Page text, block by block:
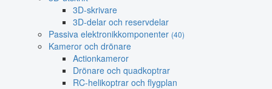
3D-skrivare
3D-delar och reservdelar
Passiva elektronikkomponenter (40)
Kameror och drönare
Actionkameror
Drönare och quadkoptrar
RC-helikoptrar och flygplan